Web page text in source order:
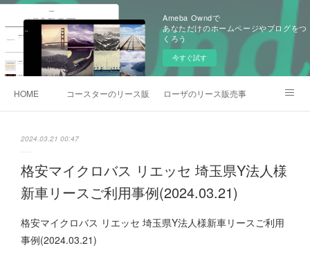
Ameba Owndで
あなただけのホームページやブログをつ
くろう
今すぐ試す
HOME コースターのリース販売事例ローザのリース販売事例
2024.03.21 00:47
格安マイクロバス リエッセ 埼玉県Y法人様
新車リースご利用事例(2024.03.21)
格安マイクロバス リエッセ 埼玉県Y法人様新車リースご利用
事例(2024.03.21)